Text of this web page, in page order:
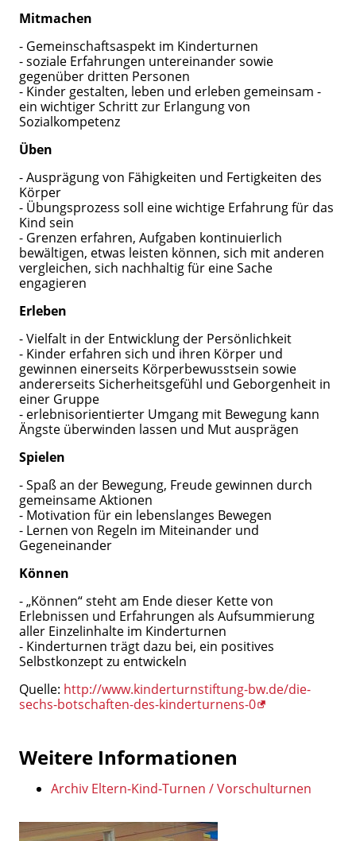
Mitmachen
- Gemeinschaftsaspekt im Kinderturnen
- soziale Erfahrungen untereinander sowie
gegenüber dritten Personen
- Kinder gestalten, leben und erleben gemeinsam -
ein wichtiger Schritt zur Erlangung von
Sozialkompetenz
Üben
- Ausprägung von Fähigkeiten und Fertigkeiten des
Körper
- Übungsprozess soll eine wichtige Erfahrung für das
Kind sein
- Grenzen erfahren, Aufgaben kontinuierlich
bewältigen, etwas leisten können, sich mit anderen
vergleichen, sich nachhaltig für eine Sache
engagieren
Erleben
- Vielfalt in der Entwicklung der Persönlichkeit
- Kinder erfahren sich und ihren Körper und
gewinnen einerseits Körperbewusstsein sowie
andererseits Sicherheitsgefühl und Geborgenheit in
einer Gruppe
- erlebnisorientierter Umgang mit Bewegung kann
Ängste überwinden lassen und Mut ausprägen
Spielen
- Spaß an der Bewegung, Freude gewinnen durch
gemeinsame Aktionen
- Motivation für ein lebenslanges Bewegen
- Lernen von Regeln im Miteinander und
Gegeneinander
Können
- „Können“ steht am Ende dieser Kette von
Erlebnissen und Erfahrungen als Aufsummierung
aller Einzelinhalte im Kinderturnen
- Kinderturnen trägt dazu bei, ein positives
Selbstkonzept zu entwickeln
Quelle: http://www.kinderturnstiftung-bw.de/die-
sechs-botschaften-des-kinderturnens-0
Weitere Informationen
Archiv Eltern-Kind-Turnen / Vorschulturnen